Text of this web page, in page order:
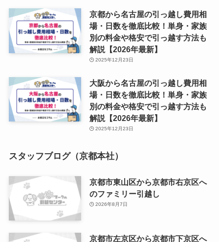
京都から名古屋の引っ越し費用相
場・日数を徹底比較！単身・家族
別の料金や格安で引っ越す方法も
解説【2026年最新】
2025年12月23日
大阪から名古屋の引っ越し費用相
場・日数を徹底比較！単身・家族
別の料金や格安で引っ越す方法も
解説【2026年最新】
2025年12月23日
スタッフブログ（京都本社）
京都市東山区から京都市右京区へ
のファミリー引越し
2026年8月7日
京都市左京区から京都市下京区へ